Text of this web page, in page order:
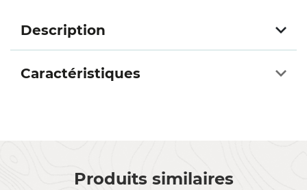
Description
Caractéristiques
Produits similaires